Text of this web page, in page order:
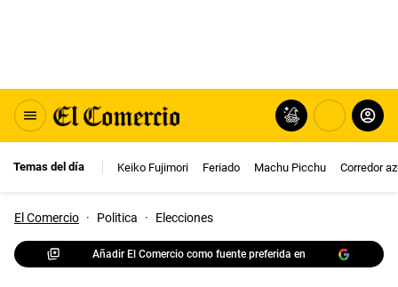
Temas del día Keiko Fujimori Feriado Machu Picchu Corredor
El Comercio · Politica · Elecciones
Añadir El Comercio como fuente preferida en